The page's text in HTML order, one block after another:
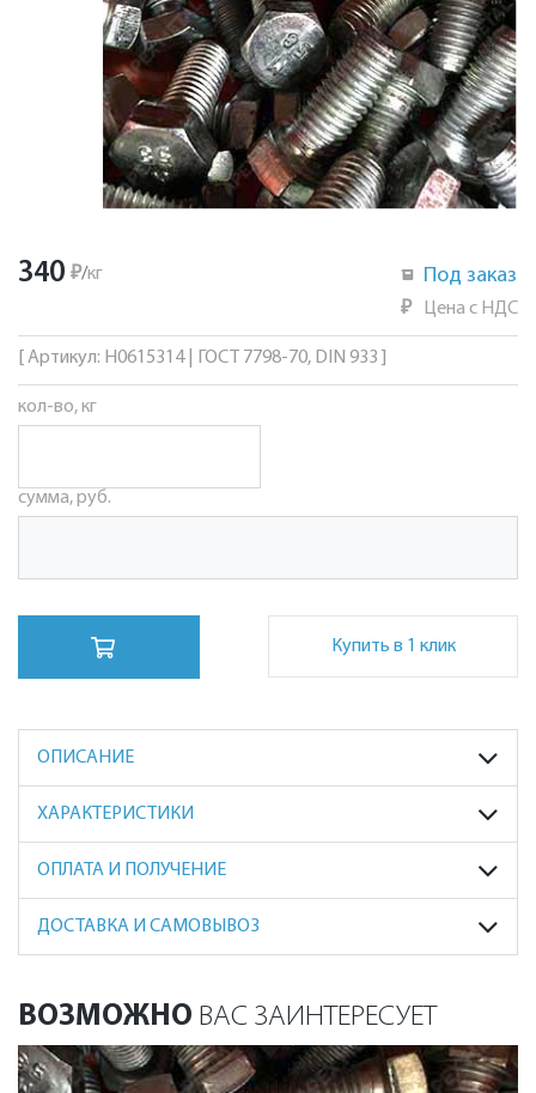
340 ₽/кг Под заказ
₽ Цена с НДС
[ Артикул: Н0615314 | ГОСТ 7798-70, DIN 933 ]
кол-во, кг
сумма, руб.
Купить в 1 клик
ОПИСАНИЕ
ХАРАКТЕРИСТИКИ
ОПЛАТА И ПОЛУЧЕНИЕ
ДОСТАВКА И САМОВЫВОЗ
ВОЗМОЖНО ВАС ЗАИНТЕРЕСУЕТ